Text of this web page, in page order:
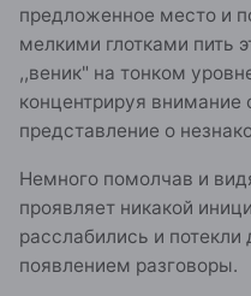
предложенное место и
мелкими глотками пить
,,веник" на тонком
концентрируя внимание
представление о
Немного помолчав и
проявляет никакой
расслабились и
появлением разговоры.